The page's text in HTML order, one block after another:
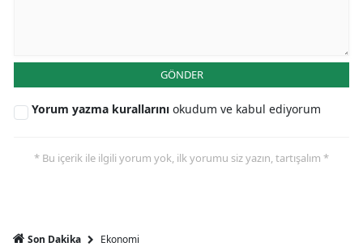
GÖNDER
Yorum yazma kurallarını okudum ve kabul ediyorum
* Bu içerik ile ilgili yorum yok, ilk yorumu siz yazın, tartışalım *
Son Dakika Ekonomi